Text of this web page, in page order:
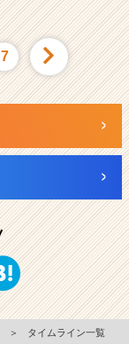
7
＞ タイムライン一覧